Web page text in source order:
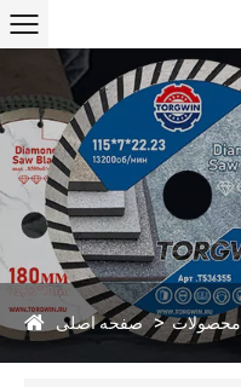
صفحه اصلی محصولات